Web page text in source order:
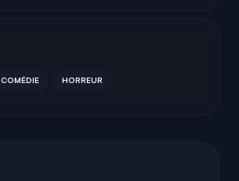
COMÉDIE HORREUR